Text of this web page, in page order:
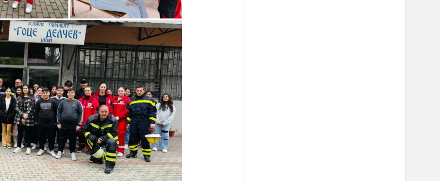
МЕЃУНАРОДНА СОРАБОТКА
ЗНАЧЕЊЕ НА СЛУЖБАТА ЗА БАРАЊЕ
ФОРМУЛАРИ ЗА БАРАЊА
ЗДРАВСТВЕНО ПРЕВЕНТИВНА ДЕЈНОСТ
ПРВА ПОМОШ
КРВОДАРИТЕЛСТВО
ИНФОРМАЦИИ ЗА БОЛЕСТИ
МЕНАЏМЕНТ НА ВОЛОНТЕРИ